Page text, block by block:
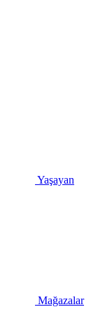
Yaşayan
Mağazalar